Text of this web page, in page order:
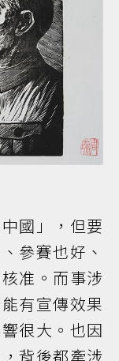
國」，但要
參賽也好、
准。而事涉
有宣傳效果
很大。也因
背後都牽涉